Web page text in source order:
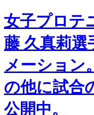
女子プロテ
藤 久真莉選
メーション
の他に試合
公開中。